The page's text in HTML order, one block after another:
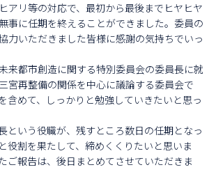
アリ等の対応で、最初から最後までヒヤヒヤ
事に任期を終えることができました。委員の
力いただきました皆様に感謝の気持ちでいっ
来都市創造に関する特別委員会の委員長に就
宮再整備の関係を中心に議論する委員会で
含めて、しっかりと勉強していきたいと思っ
という役職が、残すところ数日の任期となっ
役割を果たして、締めくくりたいと思いま
ご報告は、後日まとめてさせていただきま